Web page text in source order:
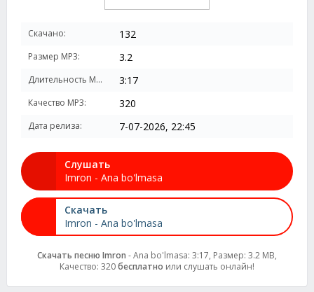
Скачано: 132
Размер MP3: 3.2
Длительность MP3: 3:17
Качество MP3: 320
Дата релиза: 7-07-2026, 22:45
Слушать
Imron - Ana bo'lmasa
Скачать
Imron - Ana bo'lmasa
Скачать песню Imron - Ana bo'lmasa: 3:17, Размер: 3.2 MB,
Качество: 320бесплатно или слушать онлайн!